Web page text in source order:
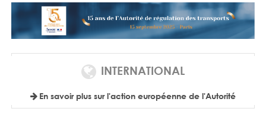
INTERNATIONAL
En savoir plus sur l'action européenne de l'Autorité